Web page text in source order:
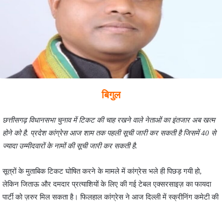
बिगुल
छत्तीसगढ़ विधानसभा चुनाव में टिकट की चाह रखने वाले नेताओं का इंतजार अब खत्म
होने को है. प्रदेश कांग्रेस आज शाम तक पहली सूची जारी कर सकती है जिसमें 40 से
ज्यादा उम्मीदवारों के नामों की सूची जारी कर सकती है.
सूत्रों के मुताबिक टिकट घोषित करने के मामले में कांग्रेस भले ही पिछड़ गयी हो,
लेकिन जिताऊ और दमदार प्रत्याशियों के लिए की गई टेबल एक्सरसाइज़ का फायदा
पार्टी को ज़रुर मिल सकता है। फिलहाल कांग्रेस ने आज दिल्ली में स्क्रीनिंग कमेटी की